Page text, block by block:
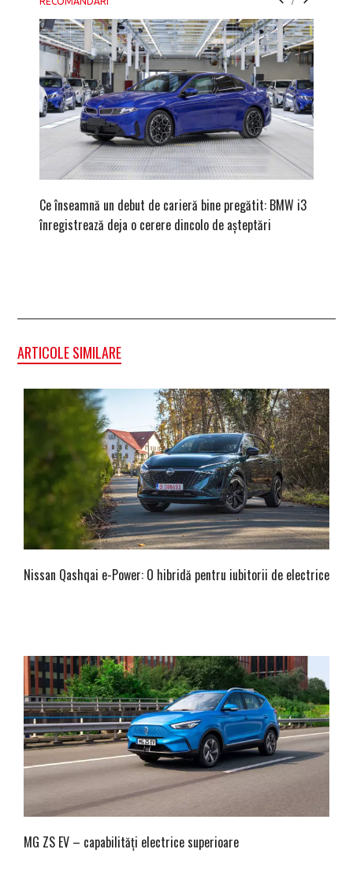
Ce înseamnă un debut de carieră bine pregătit: BMW i3
înregistrează deja o cerere dincolo de așteptări
ARTICOLE SIMILARE
Nissan Qashqai e-Power: O hibridă pentru iubitorii de electrice
MG ZS EV – capabilități electrice superioare